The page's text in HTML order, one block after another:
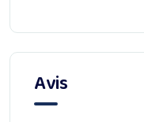
Avis